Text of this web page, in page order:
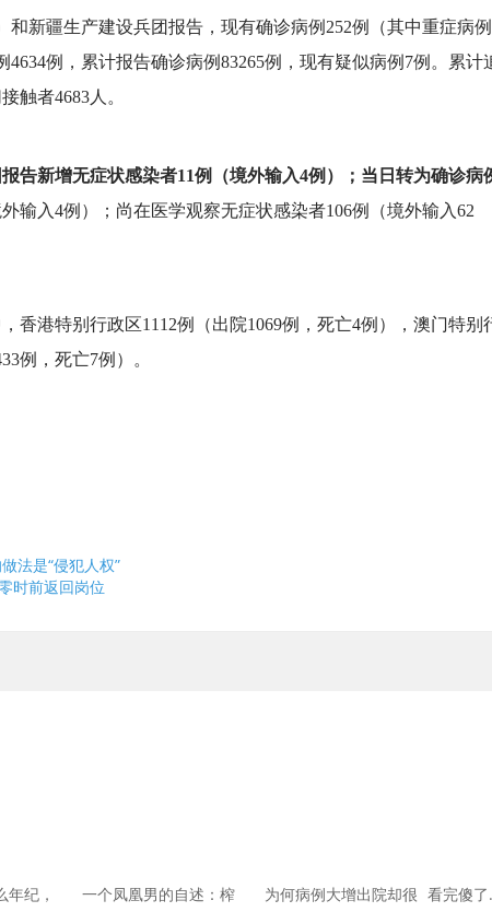
和新疆生产建设兵团报告，现有确诊病例252例（其中重症病
例，累计报告确诊病例83265例，现有疑似病例7例。累计
触者4683人。
告新增无症状感染者11例（境外输入4例）；当日转为确诊病
输入4例）；尚在医学观察无症状感染者106例（境外输入62
香港特别行政区1112例（出院1069例，死亡4例），澳门特别
例，死亡7例）。
法是“侵犯人权”
时前返回岗位
纪，
一个凤凰男的自述：榨
为何病例大增出院却很 看完傻